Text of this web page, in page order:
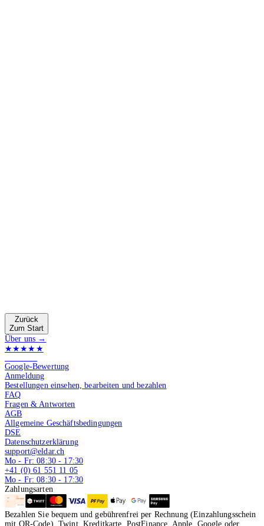
Zurück
Zum Start
Über uns →
★★★★★
Google-Bewertung
Anmeldung
Bestellungen einsehen, bearbeiten und bezahlen
FAQ
Fragen & Antworten
AGB
Allgemeine Geschäftsbedingungen
DSE
Datenschutzerklärung
support@eldar.ch
Mo - Fr: 08:30 - 17:30
+41 (0) 61 551 11 05
Mo - Fr: 08:30 - 17:30
Zahlungsarten
Bezahlen Sie bequem und gebührenfrei per Rechnung (Einzahlungsschein
mit QR-Code), Twint, Kreditkarte, PostFinance, Apple, Google oder